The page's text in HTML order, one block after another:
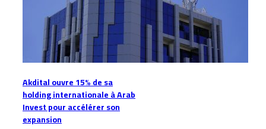
Akdital ouvre 15% de sa
holding internationale à Arab
Invest pour accélérer son
expansion